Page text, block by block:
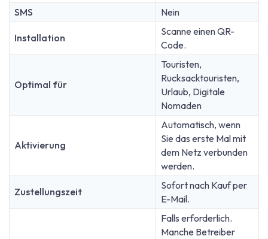
SMS
Nein
Installation
Scanne einen QR-
Code.
Optimal für
Touristen,
Rucksacktouristen,
Urlaub, Digitale
Nomaden
Aktivierung
Automatisch, wenn
Sie das erste Mal mit
dem Netz verbunden
werden.
Zustellungszeit
Sofort nach Kauf per
E-Mail.
Falls erforderlich.
Manche Betreiber